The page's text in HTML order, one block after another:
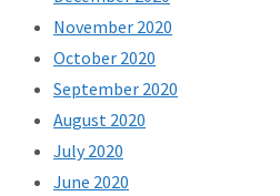
November 2020
October 2020
September 2020
August 2020
July 2020
June 2020